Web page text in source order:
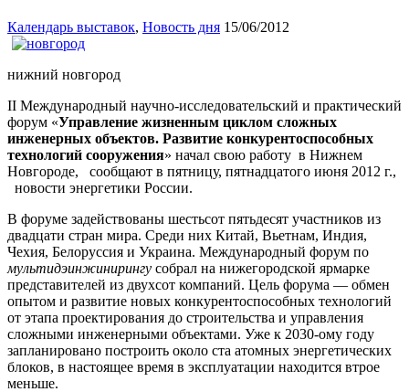
Календарь выставок, Новость дня 15/06/2012
нижний новгород
II Международный научно-исследовательский и практический
форум «Управление жизненным циклом сложных
инженерных объектов. Развитие конкурентоспособных
технологий сооружения» начал свою работу в Нижнем
Новгороде, сообщают в пятницу, пятнадцатого июня 2012 г.,
новости энергетики России.
В форуме задействованы шестьсот пятьдесят участников из
двадцати стран мира. Среди них Китай, Вьетнам, Индия,
Чехия, Белоруссия и Украина. Международный форум по
мультидэинжинирингу собрал на нижегородской ярмарке
представителей из двухсот компаний. Цель форума — обмен
опытом и развитие новых конкурентоспособных технологий
от этапа проектирования до строительства и управления
сложными инженерными объектами. Уже к 2030-ому году
запланировано построить около ста атомных энергетических
блоков, в настоящее время в эксплуатации находится втрое
меньше.